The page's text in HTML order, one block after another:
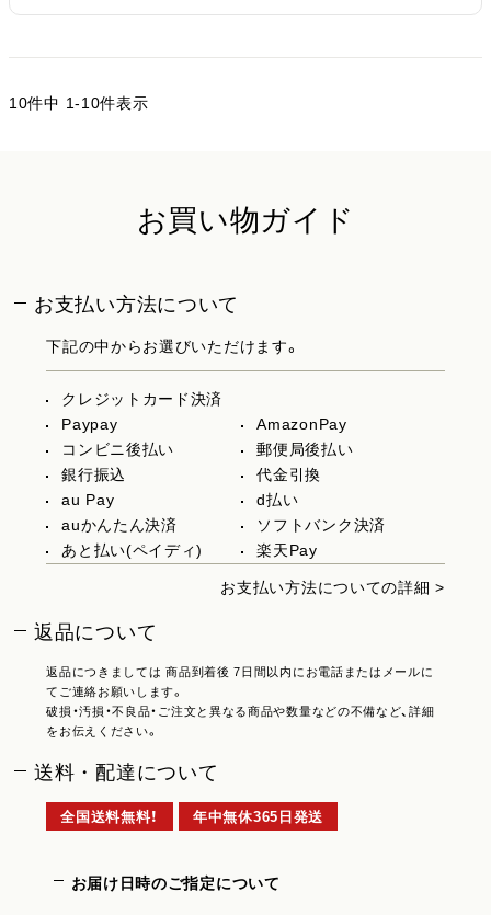
10件中 1-10件表示
お買い物ガイド
お支払い方法について
下記の中からお選びいただけます。
クレジットカード決済
Paypay
AmazonPay
コンビニ後払い
郵便局後払い
銀行振込
代金引換
au Pay
d払い
auかんたん決済
ソフトバンク決済
あと払い(ペイディ)
楽天Pay
お支払い方法についての詳細 >
返品について
返品につきましては 商品到着後 7日間以内にお電話またはメールに
てご連絡お願いします。
破損・汚損・不良品・ご注文と異なる商品や数量などの不備など、詳細
をお伝えください。
送料・配達について
全国送料無料！ 年中無休365日発送
お届け日時のご指定について